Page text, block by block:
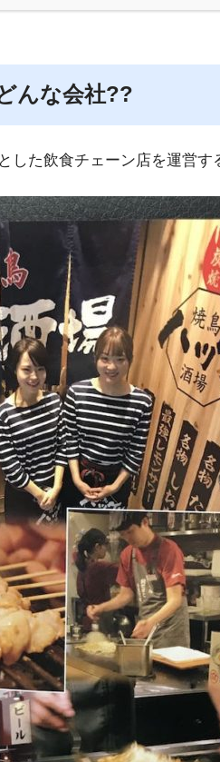
んな会社??
した飲食チェーン店を運営す